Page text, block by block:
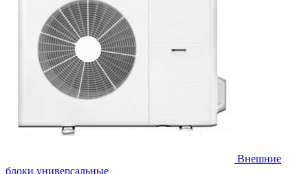
Внешние
блоки универсальные